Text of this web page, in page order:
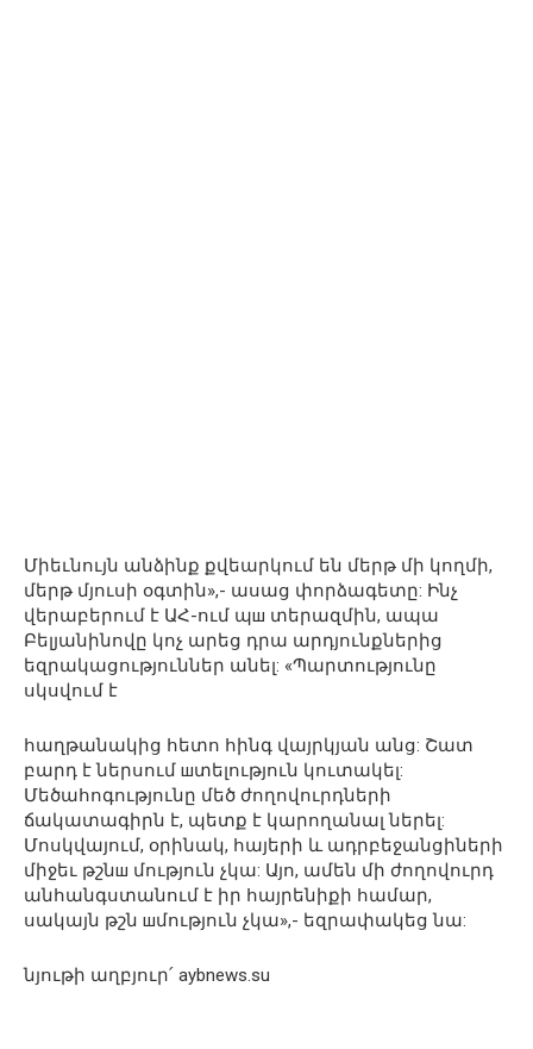
Միեւնույն անձինք քվեարկում են մերթ մի կողմի,
մերթ մյուսի օգտին»,- ասաց փորձագետը: Ինչ
վերաբերում է ԱՀ-ում պш տերազմին, ապա
Բելյանինովը կոչ արեց դրա արդյունքներից
եզրակացություններ անել: «Պարտությունը
սկսվում է
հաղթանակից հետո հինգ վայրկյան անց: Շատ
բարդ է ներսում шտելություն կուտակել:
Մեծահոգությունը մեծ ժողովուրդների
ճակատագիրն է, պետք է կարողանալ ներել:
Մոսկվայում, օրինակ, հայերի և ադրբեջանցիների
միջեւ թշնш մություն չկա: Այո, ամեն մի ժողովուրդ
անհանգստանում է իր հայրենիքի համար,
սակայն թշն шմություն չկա»,- եզրափակեց նա:
նյութի աղբյուր՛ aybnews.su